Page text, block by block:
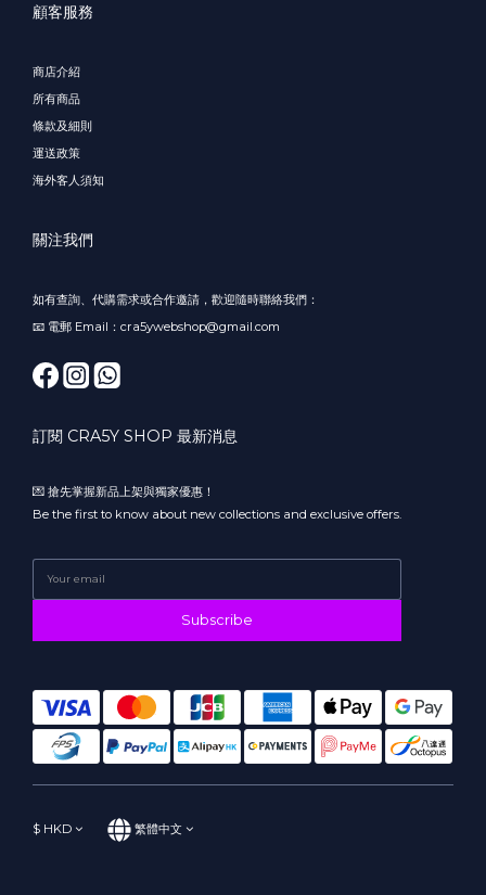
顧客服務
商店介紹
所有商品
條款及細則
運送政策
海外客人須知
關注我們
如有查詢、代購需求或合作邀請，歡迎隨時聯絡我們：
📧 電郵 Email：cra5ywebshop@gmail.com
訂閱 CRA5Y SHOP 最新消息
💌 搶先掌握新品上架與獨家優惠！
Be the first to know about new collections and exclusive offers.
Subscribe
$ HKD 繁體中文